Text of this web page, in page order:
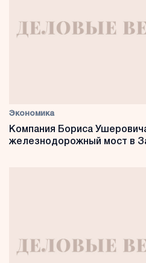
Экономика
Компания Бориса
железнодорожный мост в